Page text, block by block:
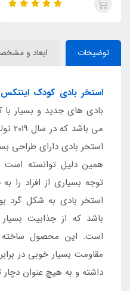
توضیحات ابعاد و
استخر بادی کودک اینتکس
بادی های جدید و بسیار
می
استخر بادی دارای طراحی
همین دلیل توانسته است
توجه بسیاری از افراد را
استخر بادی به شکل گرد
باشد که از جذابیت بسیار
است. این محصول
مقاومت بسیار خوبی در
داشته و به هیچ عنوان